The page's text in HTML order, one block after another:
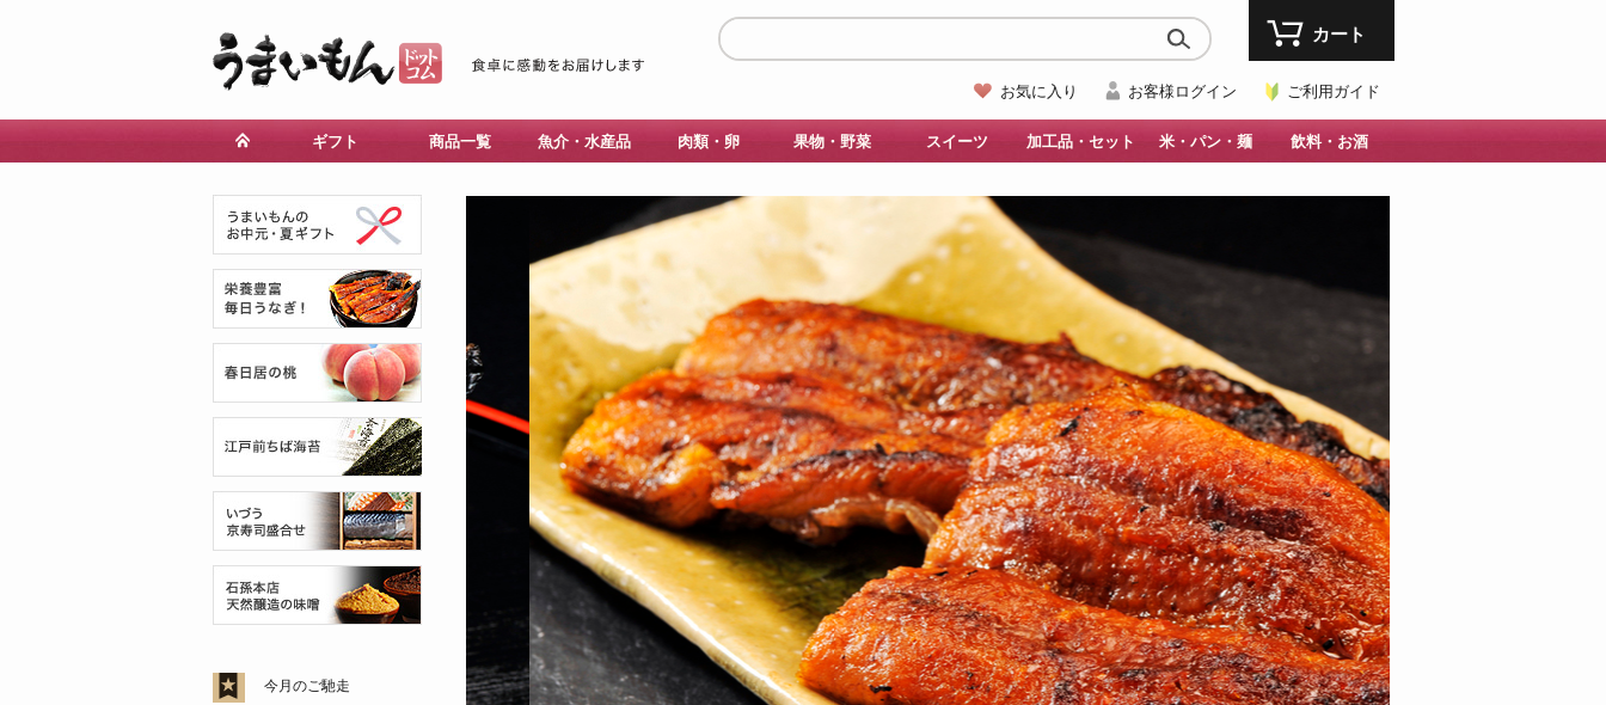
お気に入り お客様ログイン ご利用ガイド
カート
ギフト 商品一覧 魚介・水産品 肉類・卵 果物・野菜 スイーツ 加工品・セット 米・パン・麺 飲料・お酒
今月のご馳走